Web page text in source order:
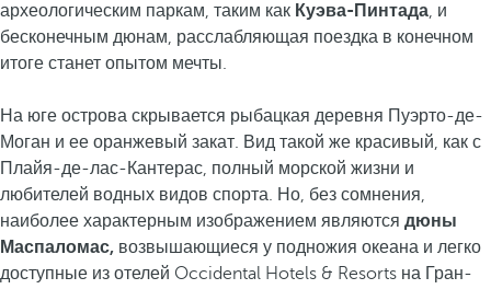
археологическим паркам, таким как Куэва-Пинтада, и
бесконечным дюнам, расслабляющая поездка в конечном
итоге станет опытом мечты.
На юге острова скрывается рыбацкая деревня Пуэрто-де-
Моган и ее оранжевый закат. Вид такой же красивый, как с
Плайя-де-лас-Кантерас, полный морской жизни и
любителей водных видов спорта. Но, без сомнения,
наиболее характерным изображением являются дюны
Маспаломас, возвышающиеся у подножия океана и легко
доступные из отелей Occidental Hotels & Resorts на Гран-